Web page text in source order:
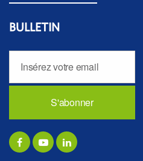
BULLETIN